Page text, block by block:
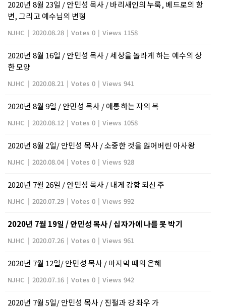
2020년 8월 23일 / 안민성 목사 / 바리새인의 누룩, 베드로의 항
변, 그리고 예수님의 변형
NJHC | 2020.08.28 | Votes 0 | Views 1158
2020년 8월 16일 / 안민성 목사 / 세상을 놀라게 하는 예수의 상
한 모양
NJHC | 2020.08.21 | Votes 0 | Views 941
2020년 8월 9일 / 안민성 목사 / 애통하는 자의 복
NJHC | 2020.08.12 | Votes 0 | Views 1058
2020년 8월 2일/ 안민성 목사 / 소중한 것을 잃어버린 아사왕
NJHC | 2020.08.04 | Votes 0 | Views 928
2020년 7월 26일 / 안민성 목사 / 내게 강함 되신 주
NJHC | 2020.07.29 | Votes 0 | Views 992
2020년 7월 19일 / 안민성 목사 / 십자가에 나를 못 박기
NJHC | 2020.07.26 | Votes 0 | Views 961
2020년 7월 12일/ 안민성 목사 / 마지막 때의 은혜
NJHC | 2020.07.16 | Votes 0 | Views 942
2020년 7월 5일/ 안민성 목사 / 진펄과 강 좌우 가